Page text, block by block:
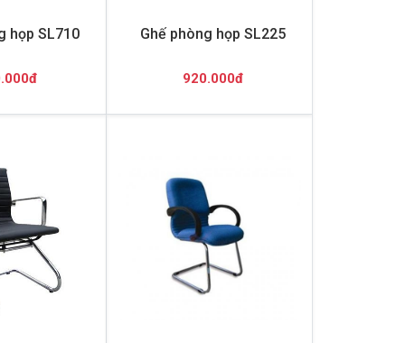
họp SL710 Ghế phòng họp SL225
920.000đ